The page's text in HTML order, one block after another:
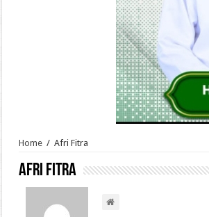
Home / Afri Fitra
Afri Fitra